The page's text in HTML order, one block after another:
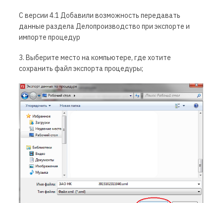
С версии 4.1 Добавили возможность передавать
данные раздела Делопроизводство при экспорте и
импорте процедур
3. Выберите место на компьютере, где хотите
сохранить файл экспорта процедуры;